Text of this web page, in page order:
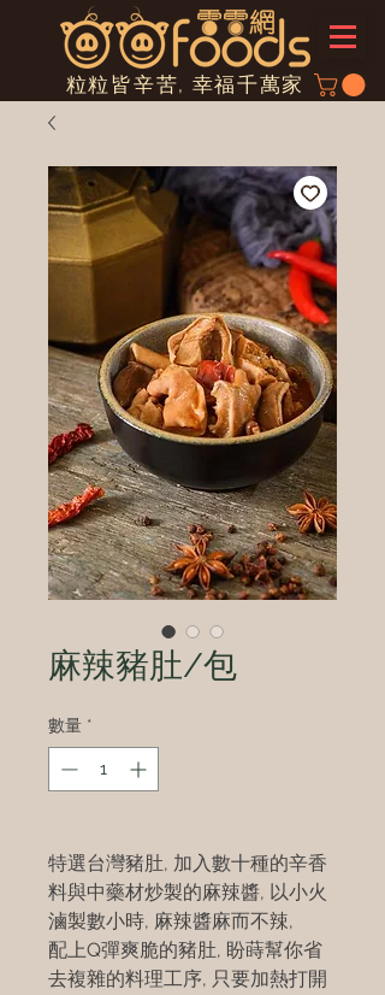
粒粒皆辛苦, 幸福千萬家
麻辣豬肚/包
數量 *
特選台灣豬肚, 加入數十種的辛香
料與中藥材炒製的麻辣醬, 以小火
滷製數小時, 麻辣醬麻而不辣,
配上Q彈爽脆的豬肚, 盼蒔幫你省
去複雜的料理工序, 只要加熱打開